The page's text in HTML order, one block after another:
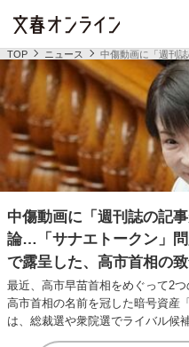
TOP ニュース 中傷動画に「週刊
中傷動画に「週刊誌の記
論…「サナエトークン」
で露呈した、高市首相の
最近、高市早苗首相をめぐって2
高市首相の名前を冠した暗号資産
は、総裁選や衆院選でライバル候
動画」疑惑だ。 一…